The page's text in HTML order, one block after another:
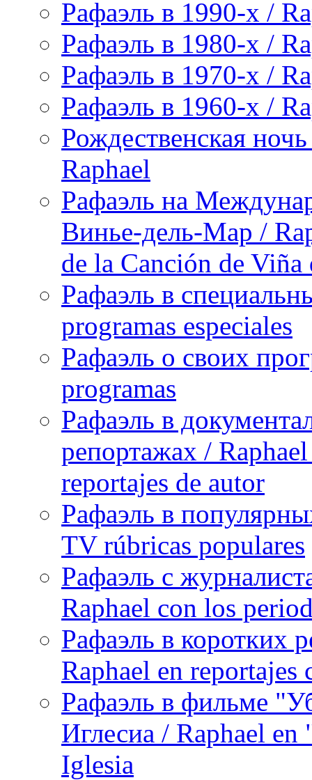
Рафаэль в 1990-х /
Рафаэль в 1980-х /
Рафаэль в 1970-х /
Рафаэль в 1960-х /
Рождественская
Raphael
Рафаэль на
Винье-дель-Мар /
de la Canción de
Рафаэль в
programas especiales
Рафаэль о своих
programas
Рафаэль в
репортажах /
reportajes de autor
Рафаэль в
TV rúbricas populares
Рафаэль с
Raphael con los
Рафаэль в коротких
Raphael en reportajes
Рафаэль в фильме
Иглесиа / Raphael
Iglesia